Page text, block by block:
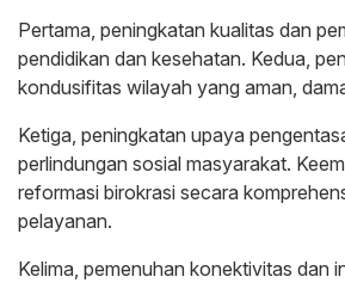
Pertama, peningkatan kualitas dan
pendidikan dan kesehatan. Kedua,
kondusifitas wilayah yang aman,
Ketiga, peningkatan upaya
perlindungan sosial masyarakat.
reformasi birokrasi secara
pelayanan.
Kelima, pemenuhan konektivitas dan